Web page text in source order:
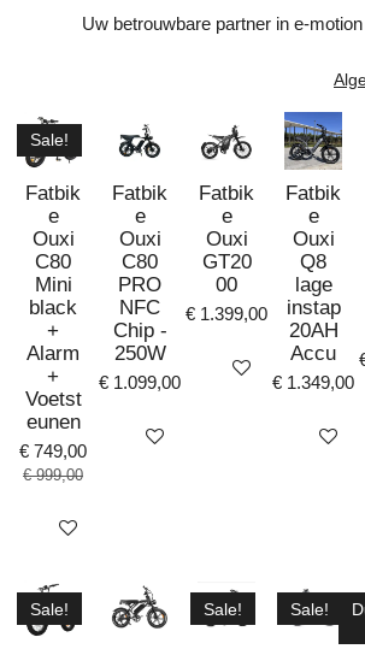
Uw betrouwbare partner in e-
Sale!
Fatbik
e
Ouxi
C80
Mini
black
+
Alarm
+
Voetst
eunen
€ 749,00
€ 999,00
Bekijk details
Fatbik
e
Ouxi
C80
PRO
NFC
Chip -
250W
€ 1.099,00
Bekijk details
Fatbik
e
Ouxi
GT20
00
€ 1.399,00
Bekijk details
Fatbik
e
Ouxi
Q8
lage
instap
20AH
Accu
€ 1.349,00
Bekijk
Sale! Sale! Sale!